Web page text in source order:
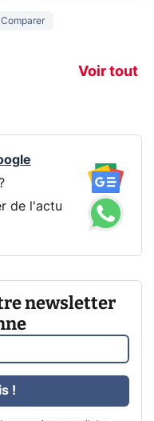
Comparer
Voir tout
prochaine
de l'actu
newsletter
!